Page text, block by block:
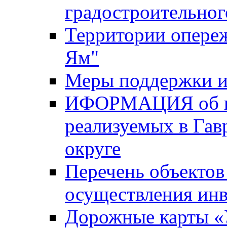
Территории
Ям"
Меры поддержки
ИФОРМАЦИЯ об
реализуемых в
округе
Перечень
осуществления
Дорожные карты